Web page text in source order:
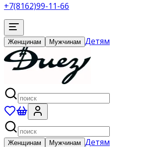
+7(8162)99-11-66
Женщинам Мужчинам Детям
Женщинам Мужчинам Детям